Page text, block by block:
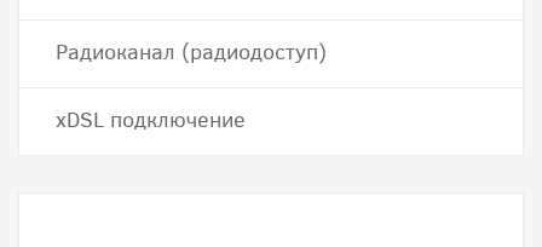
Радиоканал (радиодоступ)
хDSL подключение